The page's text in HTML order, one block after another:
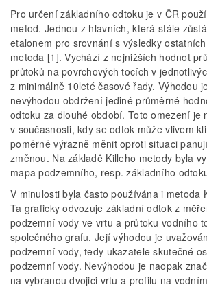
Pro určení základního odtoku je v ČR
metod. Jednou z hlavních, která stále
etalonem pro srovnání s výsledky
metoda [1]. Vychází z nejnižších hodnot
průtoků na povrchových tocích v
z minimálně 10leté časové řady. Výhodou
nevýhodou obdržení jediné průměrné
odtoku za dlouhé období. Toto omezení je
v současnosti, kdy se odtok může vlivem
poměrně výrazně měnit oproti situaci
změnou. Na základě Killeho metody byla
mapa podzemního, resp. základního
V minulosti byla často používána i metoda
Ta graficky odvozuje základní odtok z
podzemní vody ve vrtu a průtoku vodního
společného grafu. Její výhodou je
podzemní vody, tedy ukazatele skutečné
podzemní vody. Nevýhodou je naopak
na vybranou dvojici vrtu a profilu na